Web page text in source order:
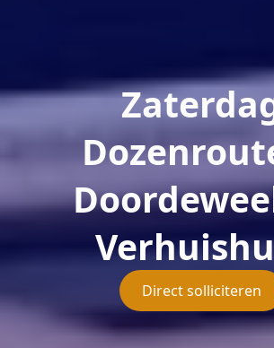
Direct solliciteren